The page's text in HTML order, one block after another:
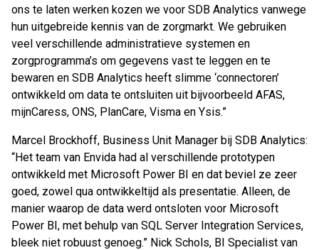
ons te laten werken kozen we voor SDB Analytics vanwege
hun uitgebreide kennis van de zorgmarkt. We gebruiken
veel verschillende administratieve systemen en
zorgprogramma’s om gegevens vast te leggen en te
bewaren en SDB Analytics heeft slimme ‘connectoren’
ontwikkeld om data te ontsluiten uit bijvoorbeeld AFAS,
mijnCaress, ONS, PlanCare, Visma en Ysis.”
Marcel Brockhoff, Business Unit Manager bij SDB Analytics:
“Het team van Envida had al verschillende prototypen
ontwikkeld met Microsoft Power BI en dat beviel ze zeer
goed, zowel qua ontwikkeltijd als presentatie. Alleen, de
manier waarop de data werd ontsloten voor Microsoft
Power BI, met behulp van SQL Server Integration Services,
bleek niet robuust genoeg.” Nick Schols, BI Specialist van